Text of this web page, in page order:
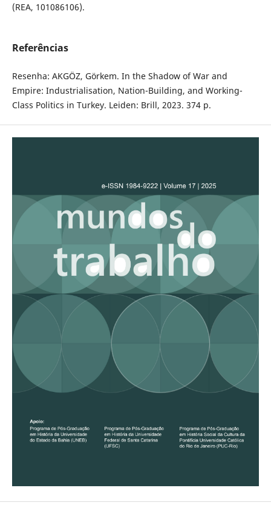
(REA, 101086106).
Referências
Resenha: AKGÖZ, Görkem. In the Shadow of War and
Empire: Industrialisation, Nation-Building, and Working-
Class Politics in Turkey. Leiden: Brill, 2023. 374 p.